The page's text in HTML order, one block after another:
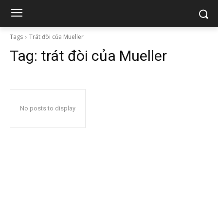
Tags Trát đòi của Mueller
Tag: trát đòi của Mueller
No posts to display